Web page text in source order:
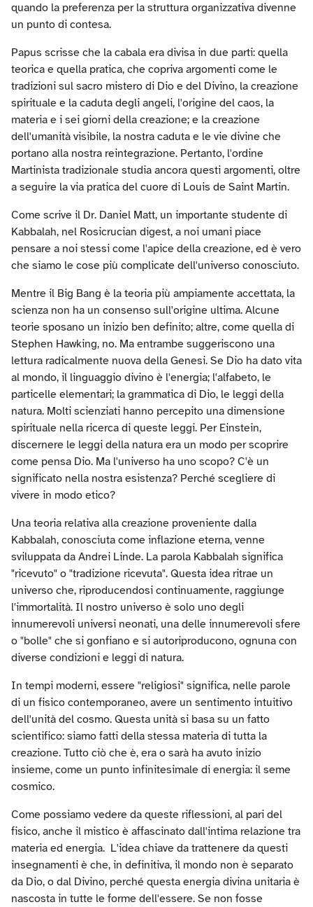
quando la preferenza per la struttura organizzativa divenne
un punto di contesa.
Papus scrisse che la cabala era divisa in due parti: quella
teorica e quella pratica, che copriva argomenti come le
tradizioni sul sacro mistero di Dio e del Divino, la creazione
spirituale e la caduta degli angeli, l'origine del caos, la
materia e i sei giorni della creazione; e la creazione
dell'umanità visibile, la nostra caduta e le vie divine che
portano alla nostra reintegrazione. Pertanto, l'ordine
Martinista tradizionale studia ancora questi argomenti, oltre
a seguire la via pratica del cuore di Louis de Saint Martin.
Come scrive il Dr. Daniel Matt, un importante studente di
Kabbalah, nel Rosicrucian digest, a noi umani piace
pensare a noi stessi come l'apice della creazione, ed è vero
che siamo le cose più complicate dell'universo conosciuto.
Mentre il Big Bang è la teoria più ampiamente accettata, la
scienza non ha un consenso sull'origine ultima. Alcune
teorie sposano un inizio ben definito; altre, come quella di
Stephen Hawking, no. Ma entrambe suggeriscono una
lettura radicalmente nuova della Genesi. Se Dio ha dato vita
al mondo, il linguaggio divino è l'energia; l'alfabeto, le
particelle elementari; la grammatica di Dio, le leggi della
natura. Molti scienziati hanno percepito una dimensione
spirituale nella ricerca di queste leggi. Per Einstein,
discernere le leggi della natura era un modo per scoprire
come pensa Dio. Ma l'universo ha uno scopo? C'è un
significato nella nostra esistenza? Perché scegliere di
vivere in modo etico?
Una teoria relativa alla creazione proveniente dalla
Kabbalah, conosciuta come inflazione eterna, venne
sviluppata da Andrei Linde. La parola Kabbalah significa
"ricevuto" o "tradizione ricevuta". Questa idea ritrae un
universo che, riproducendosi continuamente, raggiunge
l'immortalità. Il nostro universo è solo uno degli
innumerevoli universi neonati, una delle innumerevoli sfere
o "bolle" che si gonfiano e si autoriproducono, ognuna con
diverse condizioni e leggi di natura.
In tempi moderni, essere "religiosi" significa, nelle parole
di un fisico contemporaneo, avere un sentimento intuitivo
dell'unità del cosmo. Questa unità si basa su un fatto
scientifico: siamo fatti della stessa materia di tutta la
creazione. Tutto ciò che è, era o sarà ha avuto inizio
insieme, come un punto infinitesimale di energia: il seme
cosmico.
Come possiamo vedere da queste riflessioni, al pari del
fisico, anche il mistico è affascinato dall'intima relazione tra
materia ed energia. L'idea chiave da trattenere da questi
insegnamenti è che, in definitiva, il mondo non è separato
da Dio, o dal Divino, perché questa energia divina unitaria è
nascosta in tutte le forme dell'essere. Se non fosse